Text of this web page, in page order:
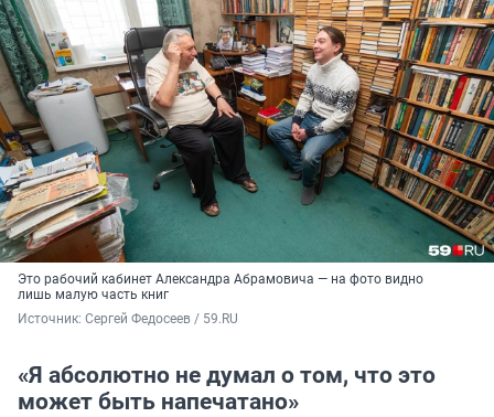
Это рабочий кабинет Александра Абрамовича — на фото видно
лишь малую часть книг
Источник: Сергей Федосеев / 59.RU
«Я абсолютно не думал о том, что это
может быть напечатано»